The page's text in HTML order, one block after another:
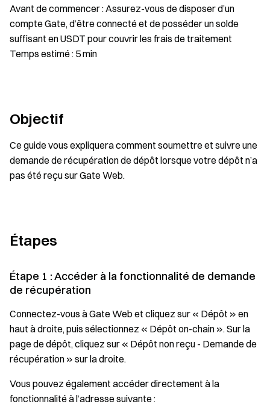
Avant de commencer : Assurez-vous de disposer d’un
compte Gate, d’être connecté et de posséder un solde
suffisant en USDT pour couvrir les frais de traitement
Temps estimé : 5 min
Objectif
Ce guide vous expliquera comment soumettre et suivre une
demande de récupération de dépôt lorsque votre dépôt n’a
pas été reçu sur Gate Web.
Étapes
Étape 1 : Accéder à la fonctionnalité de demande
de récupération
Connectez-vous à Gate Web et cliquez sur « Dépôt » en
haut à droite, puis sélectionnez « Dépôt on-chain ». Sur la
page de dépôt, cliquez sur « Dépôt non reçu - Demande de
récupération » sur la droite.
Vous pouvez également accéder directement à la
fonctionnalité à l’adresse suivante :